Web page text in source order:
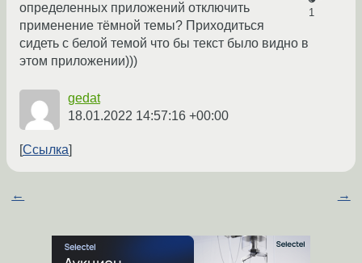
1
определенных приложений отключить
применение тёмной темы? Приходиться
сидеть с белой темой что бы текст было видно в
этом приложении)))
gedat
18.01.2022 14:57:16 +00:00
Ссылка
← →